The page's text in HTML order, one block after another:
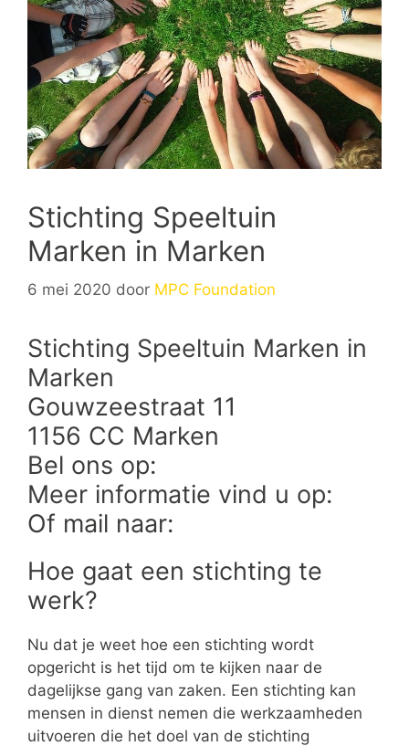
Stichting Speeltuin
Marken in Marken
6 mei 2020 door MPC Foundation
Stichting Speeltuin Marken in
Marken
Gouwzeestraat 11
1156 CC Marken
Bel ons op:
Meer informatie vind u op:
Of mail naar:
Hoe gaat een stichting te
werk?
Nu dat je weet hoe een stichting wordt
opgericht is het tijd om te kijken naar de
dagelijkse gang van zaken. Een stichting kan
mensen in dienst nemen die werkzaamheden
uitvoeren die het doel van de stichting